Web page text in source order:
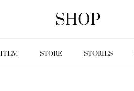
SHOP
ITEM STORE STORIES